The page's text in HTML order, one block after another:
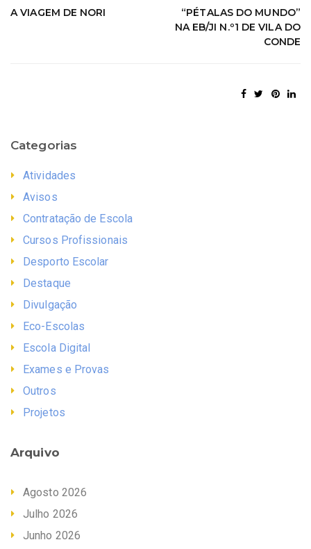
A VIAGEM DE NORI
“PÉTALAS DO MUNDO”
NA EB/JI N.º1 DE VILA DO
CONDE
Categorias
Atividades
Avisos
Contratação de Escola
Cursos Profissionais
Desporto Escolar
Destaque
Divulgação
Eco-Escolas
Escola Digital
Exames e Provas
Outros
Projetos
Arquivo
Agosto 2026
Julho 2026
Junho 2026